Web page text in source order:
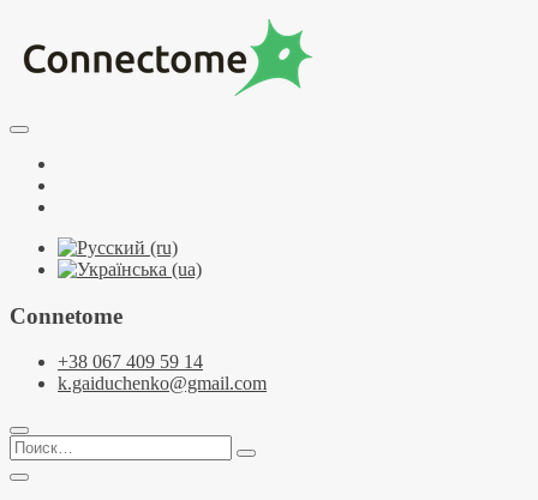
содержимому
Connectome
Курсы по НЛП и коучингу. НЛП-Практик. НЛП-Мастер.
Connetome
+38 067 409 59 14
k.gaiduchenko@gmail.com
Поиск…